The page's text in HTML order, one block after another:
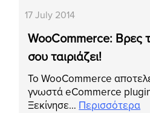
17 July 2014
WooCommerce: Βρες
σου ταιριάζει!
Το WooCommerce
γνωστά eCommerce
Ξεκίνησε… Περισσότερα